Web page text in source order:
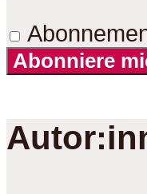
Abonniere